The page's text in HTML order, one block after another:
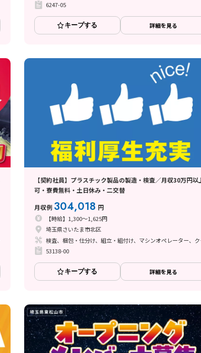
6247-05
キープする 詳細を見る
【契約社員】プラスチック製品の製造・検査／月収30万円以
可・寮費無料・土日休み・二交替
月収例 304,018 円
【時給】1,300～1,625円
埼玉県さいたま市北区
検査、梱
53138-00
キープする 詳細を見る